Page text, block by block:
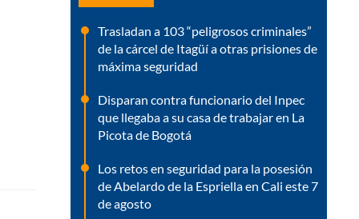
Trasladan a 103 “peligrosos criminales”
de la cárcel de Itagüí a otras prisiones de
máxima seguridad
Disparan contra funcionario del Inpec
que llegaba a su casa de trabajar en La
Picota de Bogotá
Los retos en seguridad para la posesión
de Abelardo de la Espriella en Cali este 7
de agosto